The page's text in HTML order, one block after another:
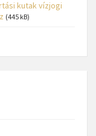
kutak vízjogi
(445 kB)